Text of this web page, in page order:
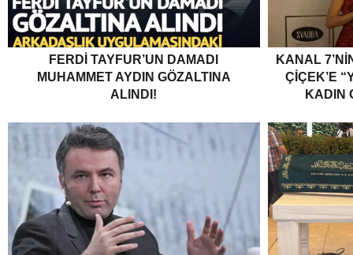
FERDI TAYFUR’UN DAMADI
MUHAMMET AYDIN GÖZALTINA
ALINDI!
KANAL
ÇİÇEK’E
KADIN